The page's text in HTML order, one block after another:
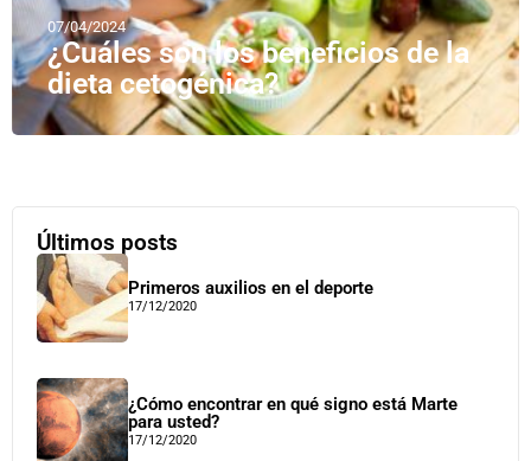
07/04/2024
¿Cuáles son los beneficios de la
dieta cetogénica?
Últimos posts
Primeros auxilios en el deporte
17/12/2020
¿Cómo encontrar en qué signo está Marte
para usted?
17/12/2020